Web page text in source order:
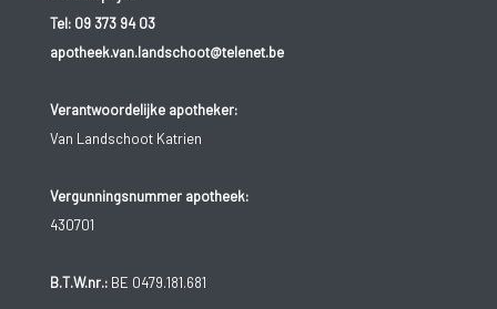
Tel: 09 373 94 03
apotheek.van.landschoot@telenet.be
Verantwoordelijke apotheker:
Van Landschoot Katrien
Vergunningsnummer apotheek:
430701
B.T.W.nr.:BE 0479.181.681